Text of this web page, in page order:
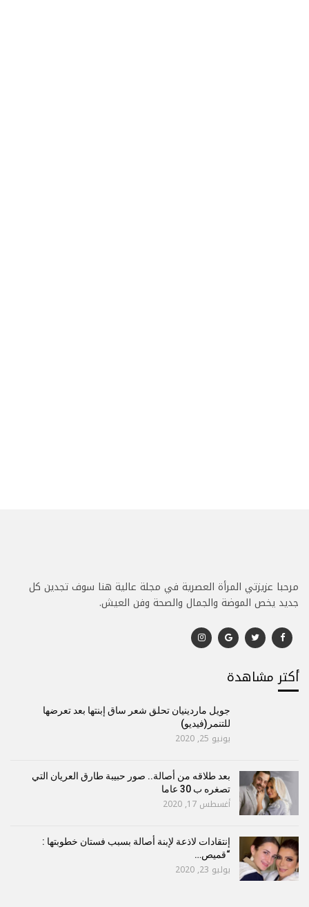
مرحبا عزيزتي المرأة العصرية في مجلة عالية هنا سوف تجدين كل
جديد يخص الموضة والجمال والصحة وفن العيش.
أكتر مشاهدة
جويل ماردينيان تحلق شعر ساق إبنتها بعد تعرضها
للتنمر(فيديو)
يونيو 25, 2020
بعد طلاقه من أصالة.. صور حبيبة طارق العريان التي
تصغره ب 30 عاما
أغسطس 17, 2020
إنتقادات لاذعة لإبنة أصالة بسبب فستان خطوبتها :
“قميص…
يوليو 23, 2020